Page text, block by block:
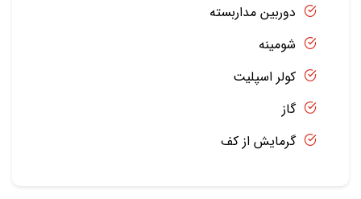
دوربین مداربسته
شومینه
کولر اسپلیت
گاز
گرمایش از کف